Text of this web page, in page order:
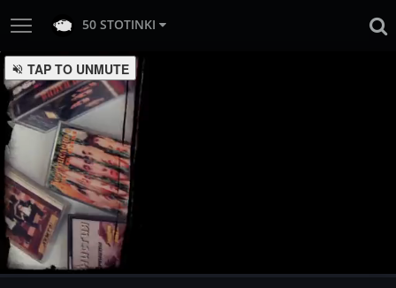
50 STOTINKI
Unmute Loaded:
0%
Progress:
0%